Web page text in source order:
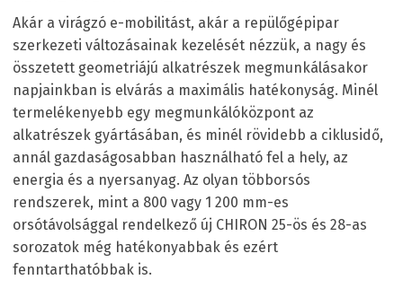
Akár a virágzó e-mobilitást, akár a repülőgépipar
szerkezeti változásainak kezelését nézzük, a nagy és
összetett geometriájú alkatrészek megmunkálásakor
napjainkban is elvárás a maximális hatékonyság. Minél
termelékenyebb egy megmunkálóközpont az
alkatrészek gyártásában, és minél rövidebb a ciklusidő,
annál gazdaságosabban használható fel a hely, az
energia és a nyersanyag. Az olyan többorsós
rendszerek, mint a 800 vagy 1 200 mm-es
orsótávolsággal rendelkező új CHIRON 25-ös és 28-as
sorozatok még hatékonyabbak és ezért
fenntarthatóbbak is.